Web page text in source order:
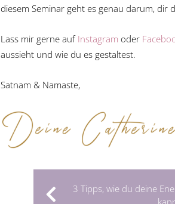
diesem Seminar geht es genau darum,
Lass mir gerne auf Instagram oder
aussieht und wie du es gestaltest.
Satnam & Namaste,
3 Tipps, wie du deine